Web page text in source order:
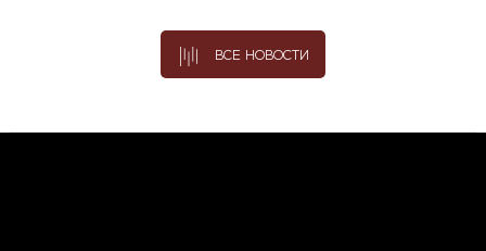
ВСЕ НОВОСТИ